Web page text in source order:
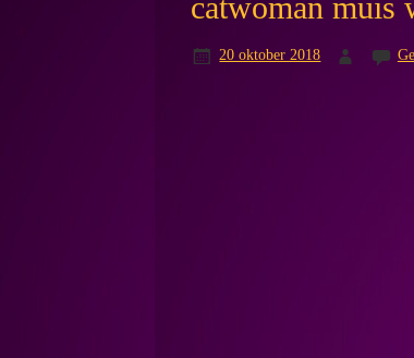
catwoman muis
20 oktober 2018